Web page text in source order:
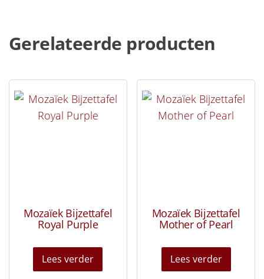
Gerelateerde producten
Mozaïek Bijzettafel
Royal Purple
Lees verder
Mozaïek Bijzettafel
Mother of Pearl
Lees verder